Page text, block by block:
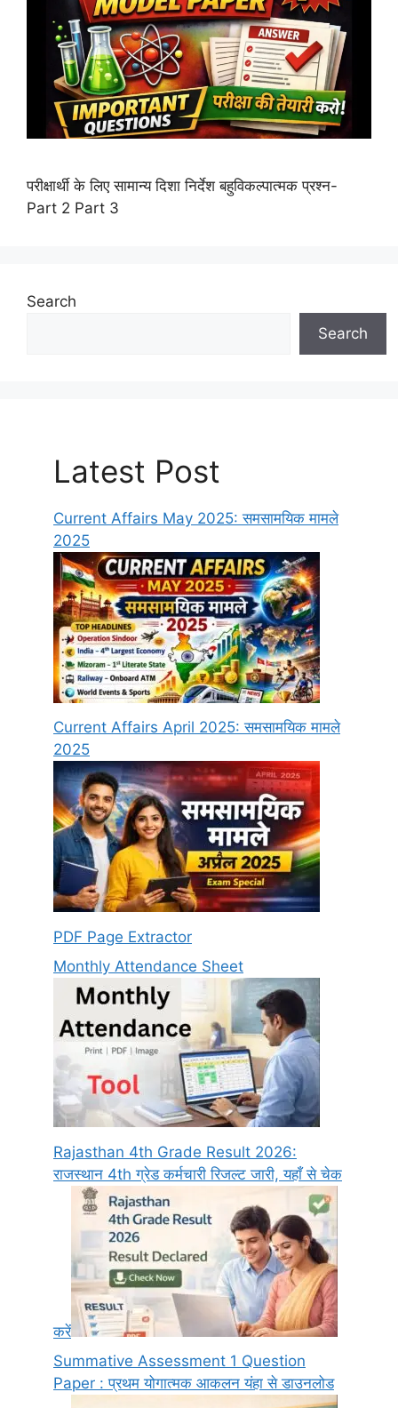
परीक्षार्थी के लिए सामान्य दिशा निर्देश बहुविकल्पात्मक प्रश्न-
Part 2 Part 3
Search
Search
Latest Post
Current Affairs May 2025: समसामयिक मामले
2025
Current Affairs April 2025: समसामयिक मामले
2025
PDF Page Extractor
Monthly Attendance Sheet
Rajasthan 4th Grade Result 2026:
राजस्थान 4th ग्रेड कर्मचारी रिजल्ट जारी, यहाँ से चेक
करें
Summative Assessment 1 Question
Paper : प्रथम योगात्मक आकलन यंहा से डाउनलोड